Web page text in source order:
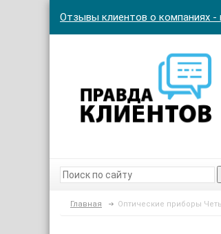
Отзывы клиентов о компаниях
Главная Оптические приборы